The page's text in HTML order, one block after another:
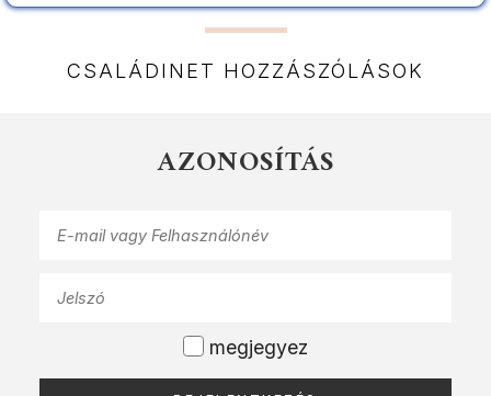
CSALÁDINET HOZZÁSZÓLÁSOK
AZONOSÍTÁS
megjegyez